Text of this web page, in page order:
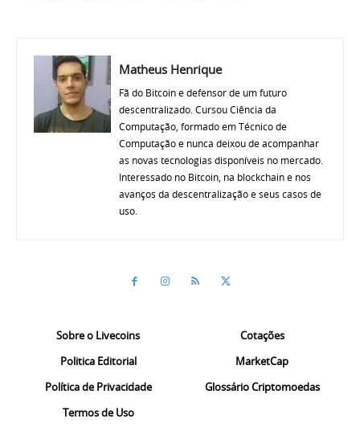
Matheus Henrique
Fã do Bitcoin e defensor de um futuro
descentralizado. Cursou Ciência da
Computação, formado em Técnico de
Computação e nunca deixou de acompanhar
as novas tecnologias disponíveis no mercado.
Interessado no Bitcoin, na blockchain e nos
avanços da descentralização e seus casos de
uso.
Sobre o Livecoins
Politica Editorial
Política de Privacidade
Termos de Uso
Cotações
MarketCap
Glossário Criptomoedas